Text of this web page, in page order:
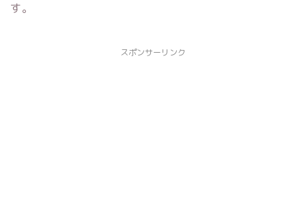
す。
スポンサーリンク